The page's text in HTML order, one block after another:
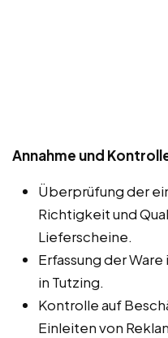
Annahme und
Überprüfung der
Richtigkeit und
Lieferscheine.
Erfassung der
in Tutzing.
Kontrolle auf
Einleiten von